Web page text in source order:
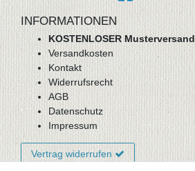
INFORMATIONEN
KOSTENLOSER Musterversand
Versandkosten
Kontakt
Widerrufsrecht
AGB
Datenschutz
Impressum
Vertrag widerrufen